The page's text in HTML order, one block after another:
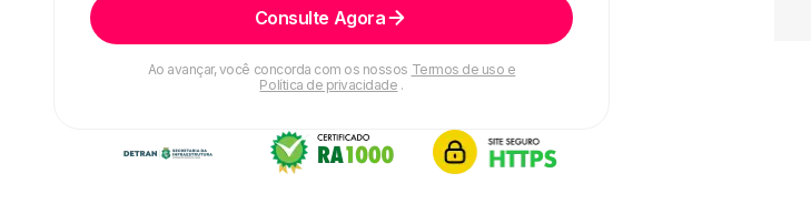
Consulte Agora
Ao avançar, você concorda com os nossos Termos de uso e
Política de privacidade .